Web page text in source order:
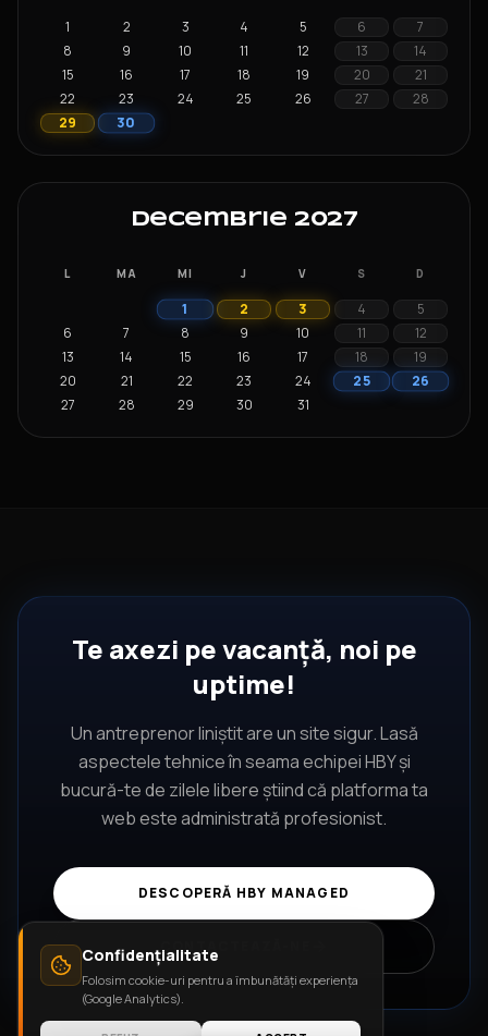
Confidențialitate
Folosim cookie-uri pentru a îmbunătăți experiența
(Google Analytics).
1 2 3 4 5 6
7
8
9 10 11 12 13
14
15
16 17 18 19 20
21
22
23 24 25 26 27
28
29
30
Decembrie 2027
L MA MI J V S D
1 2 3 4
5
6
7 8 9 10 11
12
13
14 15 16 17 18
19
20
21 22 23 24 25 26
27 28 29 30 31
Te axezi pe vacanță, noi pe
uptime!
Un antreprenor liniștit are un site sigur. Lasă
aspectele tehnice în seama echipei HBY și
bucură-te de zilele libere știind că platforma ta
web este administrată profesionist.
DESCOPERĂ HBY MANAGED
CONTACTEAZĂ-NE